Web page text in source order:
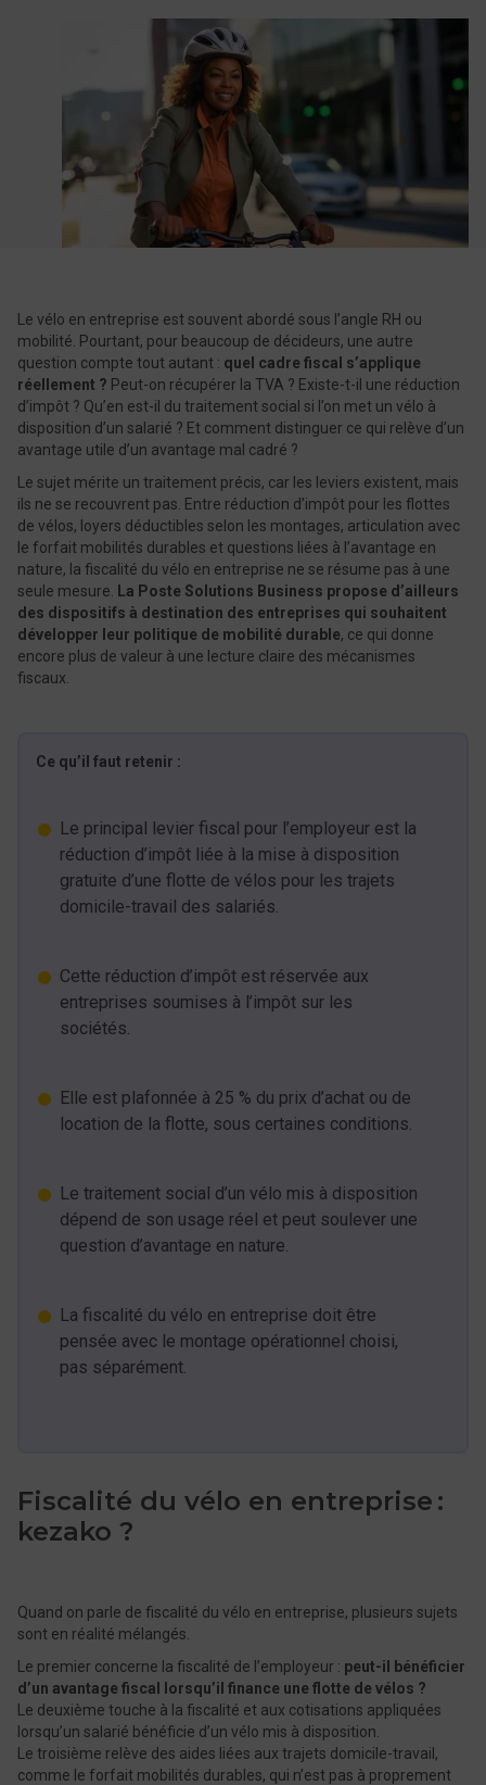
Le vélo en entreprise est souvent abordé sous l’angle RH ou
mobilité. Pourtant, pour beaucoup de décideurs, une autre
question compte tout autant : quel cadre fiscal s’applique
réellement ? Peut-on récupérer la TVA ? Existe-t-il une réduction
d’impôt ? Qu’en est-il du traitement social si l’on met un vélo à
disposition d’un salarié ? Et comment distinguer ce qui relève d’un
avantage utile d’un avantage mal cadré ?
Le sujet mérite un traitement précis, car les leviers existent, mais
ils ne se recouvrent pas. Entre réduction d’impôt pour les flottes
de vélos, loyers déductibles selon les montages, articulation avec
le forfait mobilités durables et questions liées à l’avantage en
nature, la fiscalité du vélo en entreprise ne se résume pas à une
seule mesure.
La Poste Solutions Business propose d’ailleurs
des dispositifs à destination des entreprises qui souhaitent
développer leur politique de mobilité durable, ce qui donne
encore plus de valeur à une lecture claire des mécanismes
fiscaux.
Ce qu’il faut retenir :
Le principal levier fiscal pour l’employeur est la
réduction d’impôt liée à la mise à disposition
gratuite d’une flotte de vélos pour les trajets
domicile-travail des salariés.
Cette réduction d’impôt est réservée aux
entreprises soumises à l’impôt sur les
sociétés.
Elle est plafonnée à 25 % du prix d’achat ou de
location de la flotte, sous certaines conditions.
Le traitement social d’un vélo mis à disposition
dépend de son usage réel et peut soulever une
question d’avantage en nature.
La fiscalité du vélo en entreprise doit être
pensée avec le montage opérationnel choisi,
pas séparément.
Fiscalité du vélo en entreprise :
kezako ?
Quand on parle de fiscalité du vélo en entreprise, plusieurs sujets
sont en réalité mélangés.
Le premier concerne la fiscalité de l’employeur : peut-il bénéficier
d’un avantage fiscal lorsqu’il finance une flotte de vélos ?
Le deuxième touche à la fiscalité et aux cotisations appliquées
lorsqu’un salarié bénéficie d’un vélo mis à disposition.
Le troisième relève des aides liées aux trajets domicile-travail,
comme le forfait mobilités durables, qui n’est pas à proprement